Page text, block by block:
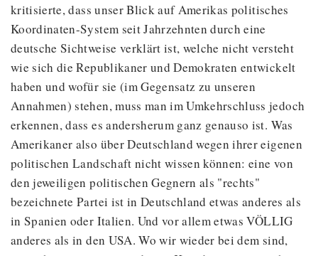
kritisierte, dass unser Blick auf Amerikas politisches
Koordinaten-System seit Jahrzehnten durch eine
deutsche Sichtweise verklärt ist, welche nicht versteht
wie sich die Republikaner und Demokraten entwickelt
haben und wofür sie (im Gegensatz zu unseren
Annahmen) stehen, muss man im Umkehrschluss jedoch
erkennen, dass es andersherum ganz genauso ist. Was
Amerikaner also über Deutschland wegen ihrer eigenen
politischen Landschaft nicht wissen können: eine von
den jeweiligen politischen Gegnern als "rechts"
bezeichnete Partei ist in Deutschland etwas anderes als
in Spanien oder Italien. Und vor allem etwas VÖLLIG
anderes als in den USA. Wo wir wieder bei dem sind,